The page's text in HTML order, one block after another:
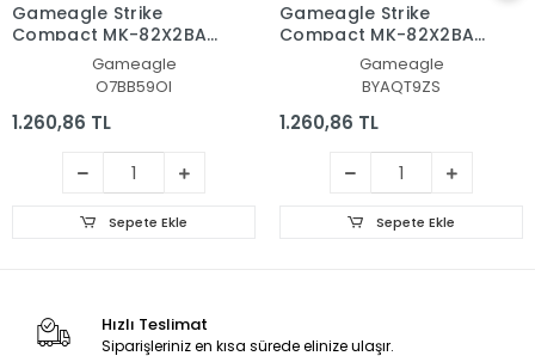
Gameagle Strike
Compact MK-82X2BAR
Mekanik Kablolu Işıklı
Gameagle
O7BB59OI
1.260,86 TL
Sepete Ekle
Gameagle Strike
Compact MK-82X2BAB
Mekanik Kablolu Işıklı
Gameagle
BYAQT9ZS
1.260,86 TL
Sepete Ekle
Hızlı Teslimat
Siparişleriniz en kısa sürede elinize ulaşır.